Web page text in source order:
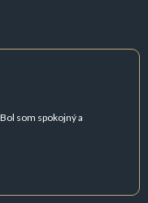
som spokojný a